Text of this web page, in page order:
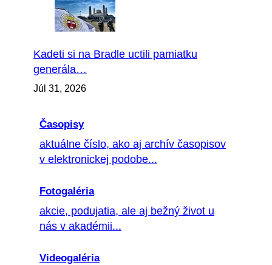
Kadeti si na Bradle uctili pamiatku
generála…
Júl 31, 2026
Časopisy
aktuálne číslo, ako aj archív časopisov
v elektronickej podobe...
Fotogaléria
akcie, podujatia, ale aj bežný život u
nás v akadémii...
Videogaléria